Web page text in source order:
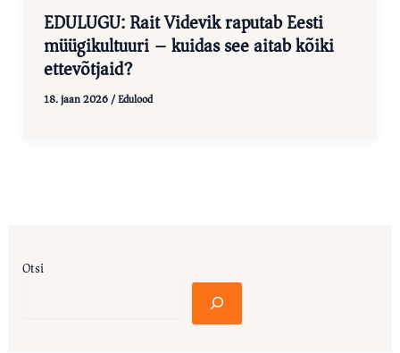
EDULUGU: Rait Videvik raputab Eesti
müügikultuuri – kuidas see aitab kõiki
ettevõtjaid?
18. jaan 2026/Edulood
Otsi